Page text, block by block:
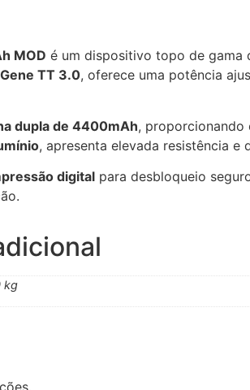
MOD é um dispositivo topo de gama
Gene TT 3.0, oferece uma potência
dupla de 4400mAh, proporcionando
, apresenta elevada resistência e
digital para desbloqueio
kg